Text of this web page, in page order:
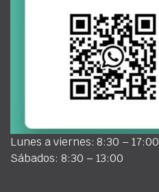
Lunes a viernes: 8:30 – 17:00
Sábados: 8:30 – 13:00